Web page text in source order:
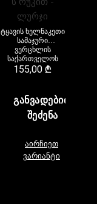
ტყავის ხელნაკეთი
სამაჯური
ვერცხლის
საქართველოს
რუკით – ლურჯი
155,00₾
ᲒᲐᲜᲕᲐᲓᲔᲑᲘᲗ
ᲨᲔᲫᲔᲜᲐ
აირჩიეთ
ვარიანტი